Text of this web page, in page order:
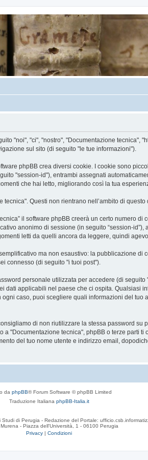
"noi", "ci", "nostro", "Documentazione tecnica",
sul sito (di seguito "le tue informazioni").
phpBB crea diversi cookie. I cookie sono
"session-id"), entrambi assegnati
che hai letto, migliorando così la tua
Questi non rientrano nell’ambito di
il software phpBB creerà un certo numero
anonimo di sessione (in seguito “session-
letti da quelli ancora da leggere, quindi
ma non esaustivo: la pubblicazione
connesso (di seguito "i tuoi post").
personale utilizzata per accedere (di
applicabili nel paese che ci ospita. Qualsiasi
caso, puoi scegliere quali informazioni del
di non riutilizzare la stessa password
"Documentazione tecnica", phpBB o terze parti
del tuo nome utente e indirizzo email,
da phpBB® Forum Software © phpBB Limited
Traduzione Italiana phpBB-Italia.it
Studi di Perugia - Redazione del Portale:
- Piazza dell'Università, 1 - 06100 Perugia
Privacy | Condizioni